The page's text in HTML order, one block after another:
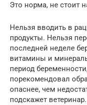
Это норма, не стоит
Нельзя вводить в
продукты. Нельзя
последней неделе
витамины и
период
порекомендовал
опаснее, чем
подскажет